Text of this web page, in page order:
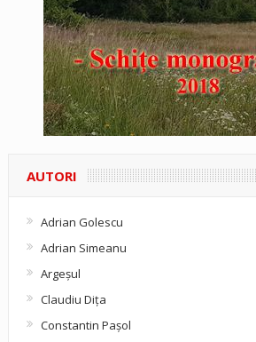
AUTORI
Adrian Golescu
Adrian Simeanu
Argeşul
Claudiu Diţa
Constantin Pașol